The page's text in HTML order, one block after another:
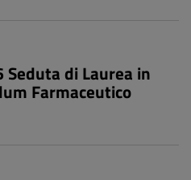
di Laurea in
Farmaceutico